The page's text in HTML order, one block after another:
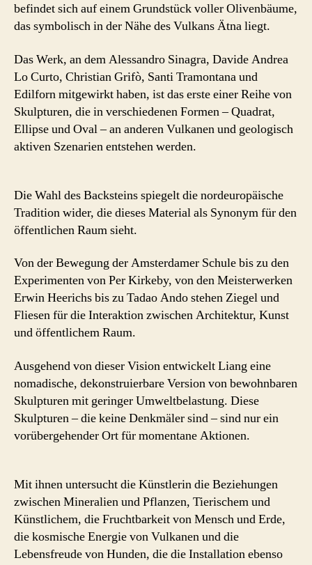
befindet sich auf einem Grundstück voller Olivenbäume,
das symbolisch in der Nähe des Vulkans Ätna liegt.
Das Werk, an dem Alessandro Sinagra, Davide Andrea
Lo Curto, Christian Grifò, Santi Tramontana und
Edilforn mitgewirkt haben, ist das erste einer Reihe von
Skulpturen, die in verschiedenen Formen – Quadrat,
Ellipse und Oval – an anderen Vulkanen und geologisch
aktiven Szenarien entstehen werden.
Die Wahl des Backsteins spiegelt die nordeuropäische
Tradition wider, die dieses Material als Synonym für den
öffentlichen Raum sieht.
Von der Bewegung der Amsterdamer Schule bis zu den
Experimenten von Per Kirkeby, von den Meisterwerken
Erwin Heerichs bis zu Tadao Ando stehen Ziegel und
Fliesen für die Interaktion zwischen Architektur, Kunst
und öffentlichem Raum.
Ausgehend von dieser Vision entwickelt Liang eine
nomadische, dekonstruierbare Version von bewohnbaren
Skulpturen mit geringer Umweltbelastung. Diese
Skulpturen – die keine Denkmäler sind – sind nur ein
vorübergehender Ort für momentane Aktionen.
Mit ihnen untersucht die Künstlerin die Beziehungen
zwischen Mineralien und Pflanzen, Tierischem und
Künstlichem, die Fruchtbarkeit von Mensch und Erde,
die kosmische Energie von Vulkanen und die
Lebensfreude von Hunden, die die Installation ebenso